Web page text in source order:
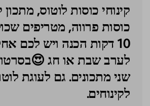
קינוחי כוסות לוטוס, מתכון
כוסות פרווה, מטריפים
10 דקות הכנה ויש לכם
לערב שבת או חג
שני מתכונים. גם לעוגת
לקינוחים.